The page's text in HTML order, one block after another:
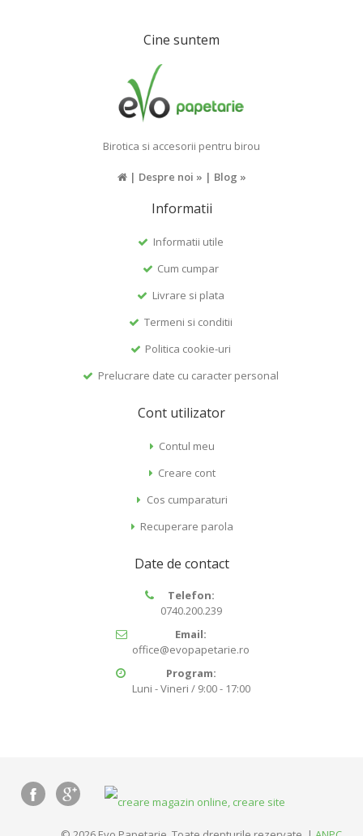
Cine suntem
Birotica si accesorii pentru birou
| Despre noi » | Blog »
Informatii
Informatii utile
Cum cumpar
Livrare si plata
Termeni si conditii
Politica cookie-uri
Prelucrare date cu caracter personal
Cont utilizator
Contul meu
Creare cont
Cos cumparaturi
Recuperare parola
Date de contact
Telefon:
0740.200.239
Email:
office@evopapetarie.ro
Program:
Luni - Vineri / 9:00 - 17:00